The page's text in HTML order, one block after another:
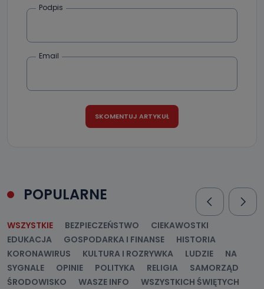
Podpis
Email
POPULARNE
WSZYSTKIE BEZPIECZEŃSTWO
CIEKAWOSTKI
EDUKACJA
GOSPODARKA I FINANSE
HISTORIA
KORONAWIRUS
KULTURA I ROZRYWKA LUDZIE
NA
SYGNALE
OPINIE POLITYKA RELIGIA
SAMORZĄD
ŚRODOWISKO
WASZE INFO
WSZYSTKICH ŚWIĘTYCH